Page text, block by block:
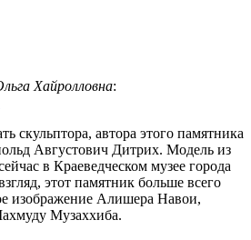
Хайролловна:
скульптора, автора этого памятника
Августович Дитрих. Модель из
в Краеведческом музее города
этот памятник больше всего
изображение Алишера Навои,
Музаххиба.